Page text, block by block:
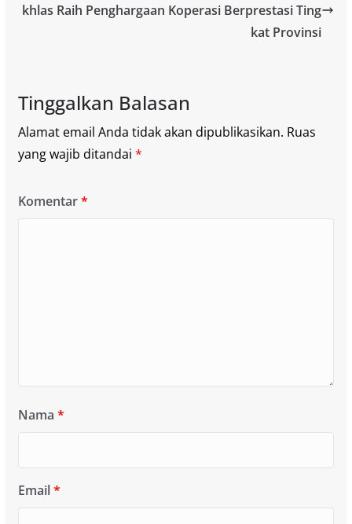
khlas Raih Penghargaan Koperasi Berprestasi Ting
kat Provinsi
Tinggalkan Balasan
Alamat email Anda tidak akan dipublikasikan. Ruas
yang wajib ditandai *
Komentar*
Nama *
Email*